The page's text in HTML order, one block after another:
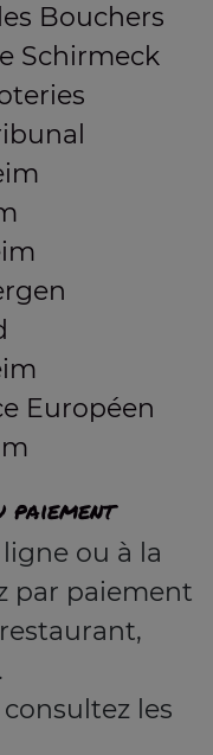
Bouchers
Schirmeck
Européen
paiement
ou à la
par paiement
les